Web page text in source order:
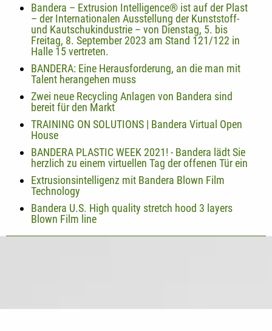
Bandera – Extrusion Intelligence® ist auf der Plast
– der Internationalen Ausstellung der Kunststoff-
und Kautschukindustrie – von Dienstag, 5. bis
Freitag, 8. September 2023 am Stand 121/122 in
Halle 15 vertreten.
BANDERA: Eine Herausforderung, an die man mit
Talent herangehen muss
Zwei neue Recycling Anlagen von Bandera sind
bereit für den Markt
TRAINING ON SOLUTIONS | Bandera Virtual Open
House
BANDERA PLASTIC WEEK 2021! - Bandera lädt Sie
herzlich zu einem virtuellen Tag der offenen Tür ein
Extrusionsintelligenz mit Bandera Blown Film
Technology
Bandera U.S. High quality stretch hood 3 layers
Blown Film line